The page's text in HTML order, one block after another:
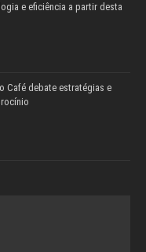
e eficiência a partir desta
Café debate estratégias e